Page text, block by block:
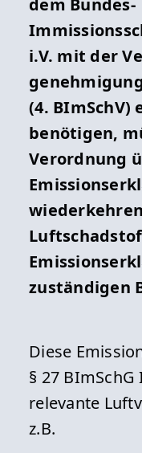
i.V. mit der
(4. BImSchV)
benötigen,
Verordnung
zuständigen
Diese
§ 27
relevante
z.B.